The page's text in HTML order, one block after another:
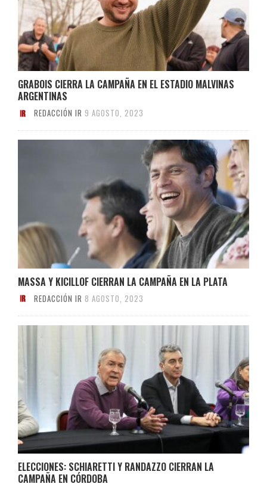
GRABOIS CIERRA LA CAMPAÑA EN EL ESTADIO MALVINAS
ARGENTINAS
REDACCIÓN IR 9 AGOSTO, 2023
MASSA Y KICILLOF CIERRAN LA CAMPAÑA EN LA PLATA
REDACCIÓN IR 8 AGOSTO, 2023
ELECCIONES: SCHIARETTI Y RANDAZZO CIERRAN LA
CAMPAÑA EN CÓRDOBA